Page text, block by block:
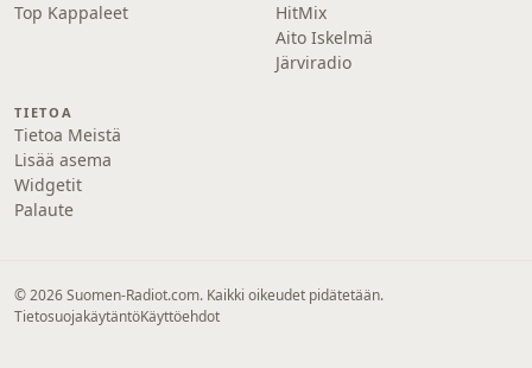
Top Kappaleet
HitMix
Aito Iskelmä
Järviradio
TIETOA
Tietoa Meistä
Lisää asema
Widgetit
Palaute
© 2026 Suomen-Radiot.com. Kaikki oikeudet pidätetään.
TietosuojakäytäntöKäyttöehdot